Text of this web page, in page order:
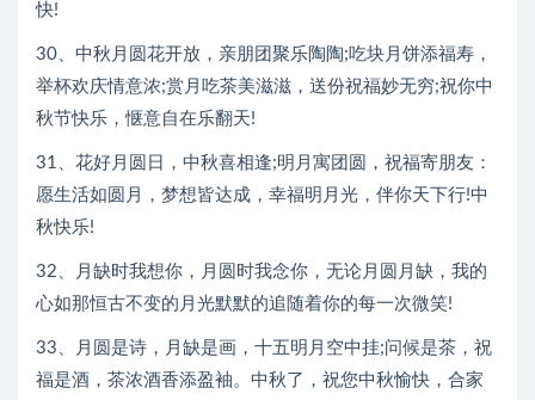
快!
30、中秋月圆花开放，亲朋团聚乐陶陶;吃块月饼添福寿，
举杯欢庆情意浓;赏月吃茶美滋滋，送份祝福妙无穷;祝你中
秋节快乐，惬意自在乐翻天!
31、花好月圆日，中秋喜相逢;明月寓团圆，祝福寄朋友：
愿生活如圆月，梦想皆达成，幸福明月光，伴你天下行!中
秋快乐!
32、月缺时我想你，月圆时我念你，无论月圆月缺，我的
心如那恒古不变的月光默默的追随着你的每一次微笑!
33、月圆是诗，月缺是画，十五明月空中挂;问候是茶，祝
福是酒，茶浓酒香添盈袖。中秋了，祝您中秋愉快，合家